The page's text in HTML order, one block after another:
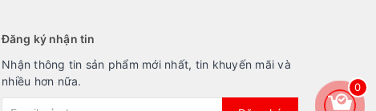
Đăng ký nhận tin
Nhận thông tin sản phẩm mới nhất, tin khuyến mãi và
nhiều hơn nữa.
0